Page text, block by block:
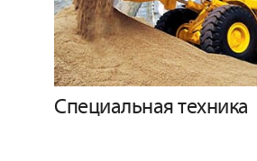
Специальная техника